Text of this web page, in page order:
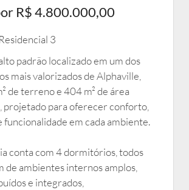
R$ 4.800.000,00
3
padrão localizado em um dos
mais valorizados de Alphaville,
de terreno e 404 m² de área
projetado para oferecer conforto,
funcionalidade em cada ambiente.
conta com 4 dormitórios, todos
de ambientes internos amplos,
e integrados,